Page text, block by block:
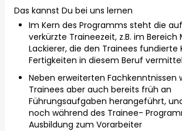
Das kannst Du bei uns lernen
Im Kern des Programms steht die
verkürzte Traineezeit, z.B. im Bereich
Lackierer, die den Trainees fundierte
Fertigkeiten in diesem Beruf
Neben erweiterten Fachkenntnissen
Trainees aber auch bereits früh an
Führungsaufgaben herangeführt,
noch während des Trainee-
Ausbildung zum Vorarbeiter